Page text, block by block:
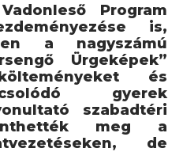
Program
is,
a nagyszámú
Ürgeképek”
és
gyerek
szabadtéri
meg a
de